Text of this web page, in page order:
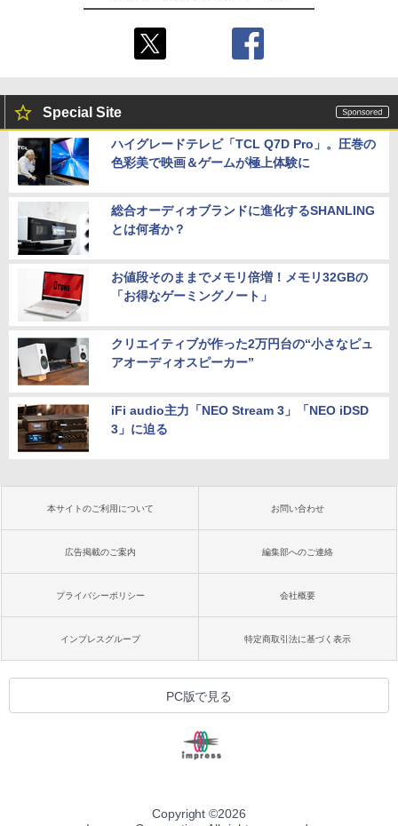
Special Site
ハイグレードテレビ「TCL Q7D Pro」。圧巻の
色彩美で映画＆ゲームが極上体験に
総合オーディオブランドに進化するSHANLING
とは何者か？
お値段そのままでメモリ倍増！メモリ32GBの
「お得なゲーミングノート」
クリエイティブが作った2万円台の“小さなピュ
アオーディオスピーカー”
iFi audio主力「NEO Stream 3」「NEO iDSD
3」に迫る
本サイトのご利用について お問い合わせ
広告掲載のご案内 編集部へのご連絡
プライバシーポリシー 会社概要
インプレスグループ 特定商取引法に基づく表示
PC版で見る
Copyright ©2026